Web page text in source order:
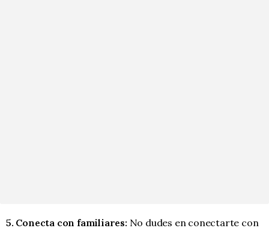
5. Conecta con familiares: No dudes en conectarte con